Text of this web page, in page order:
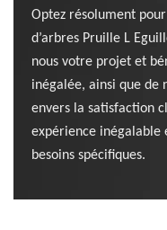
Optez résolument
d’arbres Pruille L
nous votre projet et
inégalée, ainsi que de
envers la satisfaction
expérience inégalable
besoins spécifiques.